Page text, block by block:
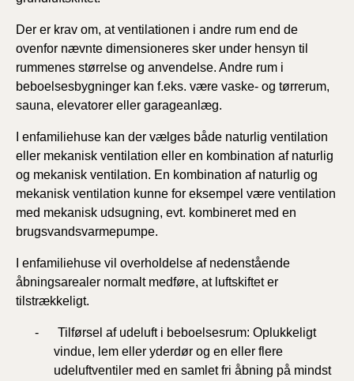
Der er krav om, at ventilationen i andre rum end de
ovenfor nævnte dimensioneres sker under hensyn til
rummenes størrelse og anvendelse. Andre rum i
beboelsesbygninger kan f.eks. være vaske- og tørrerum,
sauna, elevatorer eller garageanlæg.
I enfamiliehuse kan der vælges både naturlig ventilation
eller mekanisk ventilation eller en kombination af naturlig
og mekanisk ventilation. En kombination af naturlig og
mekanisk ventilation kunne for eksempel være ventilation
med mekanisk udsugning, evt. kombineret med en
brugsvandsvarmepumpe.
I enfamiliehuse vil overholdelse af nedenstående
åbningsarealer normalt medføre, at luftskiftet er
tilstrækkeligt.
- Tilførsel af udeluft i beboelsesrum: Oplukkeligt
vindue, lem eller yderdør og en eller flere
udeluftventiler med en samlet fri åbning på mindst